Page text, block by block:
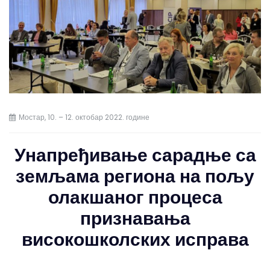
Мостар, 10. – 12. октобар 2022. године
Унапређивање сарадње са
земљама региона на пољу
олакшаног процеса
признавања
високошколских исправа